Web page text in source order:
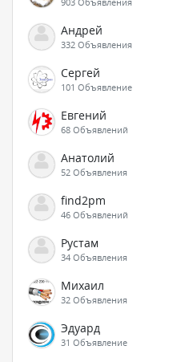
Андрей
332 Объявления
Сергей
101 Объявление
Евгений
68 Объявлений
Анатолий
52 Объявления
find2pm
46 Объявлений
Рустам
34 Объявления
Михаил
32 Объявления
Эдуард
31 Объявление